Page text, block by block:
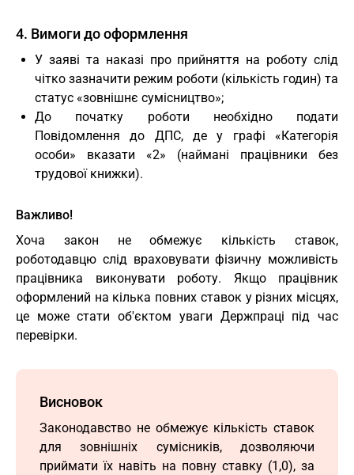
4. Вимоги до оформлення
У заяві та наказі про прийняття на роботу слід
чітко зазначити режим роботи (кількість годин) та
статус «зовнішнє сумісництво»;
До початку роботи необхідно подати
Повідомлення до ДПС, де у графі «Категорія
особи» вказати «2» (наймані працівники без
трудової книжки).
Важливо!
Хоча закон не обмежує кількість ставок,
роботодавцю слід враховувати фізичну можливість
працівника виконувати роботу. Якщо працівник
оформлений на кілька повних ставок у різних місцях,
це може стати об'єктом уваги Держпраці під час
перевірки.
Висновок
Законодавство не обмежує кількість ставок
для зовнішніх сумісників, дозволяючи
приймати їх навіть на повну ставку (1,0), за